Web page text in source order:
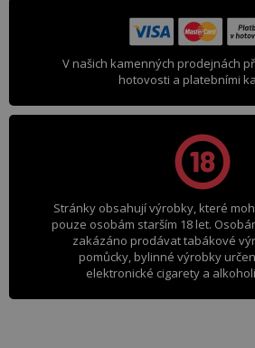
V našich kamenných prodejnách
hotovosti a platebními
Stránky obsahují výrobky, které
pouze osobám starším 18 let.
zakázáno prodávat tabákové
pomůcky, bylinné výrobky
elektronické cigarety a